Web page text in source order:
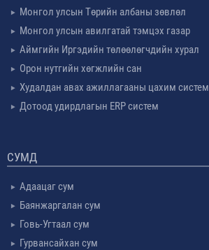
Монгол улсын Төрийн албаны зөвлөл
Монгол улсын авилгатай тэмцэх газар
Аймгийн Иргэдийн төлөөлөгчдийн хурал
Орон нутгийн хөгжлийн сан
Худалдан авах ажиллагааны цахим систем
Дотоод удирдлагын ERP систем
СУМД
Адаацаг сум
Баянжаргалан сум
Говь-Угтаал сум
Гурвансайхан сум